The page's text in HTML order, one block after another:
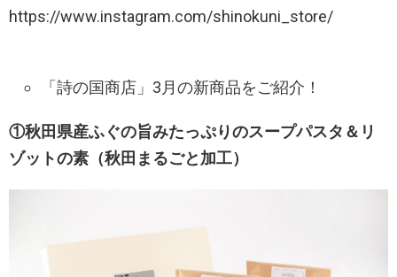
https://www.instagram.com/shinokuni_store/
「詩の国商店」3月の新商品をご紹介！
①秋田県産ふぐの旨みたっぷりのスープパスタ＆リ
ゾットの素（秋田まるごと加工）​